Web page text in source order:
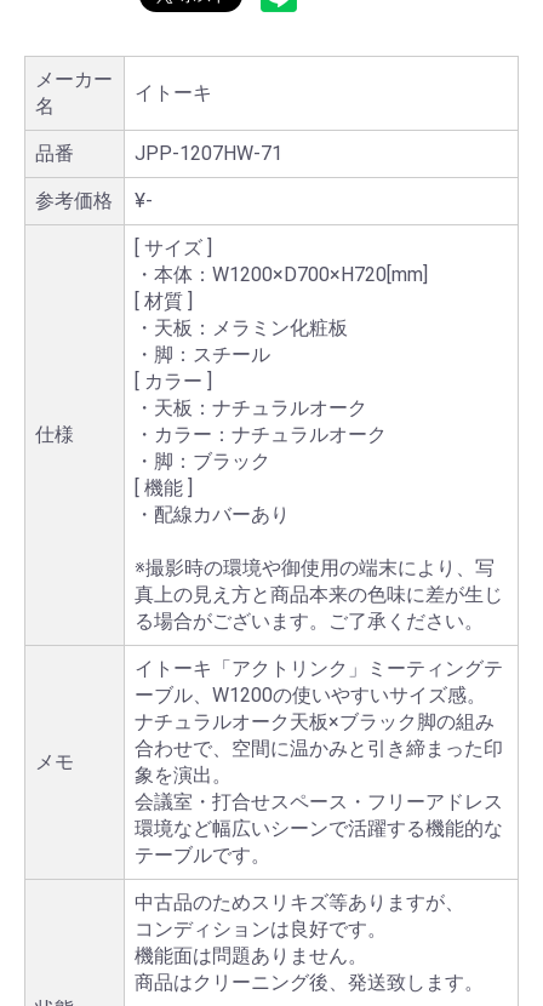
メーカー
名
イトーキ
品番 JPP-1207HW-71
参考価格 ¥-
仕様
[ サイズ ]
・本体：W1200×D700×H720[mm]
[ 材質 ]
・天板：メラミン化粧板
・脚：スチール
[ カラー ]
・天板：ナチュラルオーク
・カラー：ナチュラルオーク
・脚：ブラック
[ 機能 ]
・配線カバーあり
※撮影時の環境や御使用の端末により、写
真上の見え方と商品本来の色味に差が生じ
る場合がございます。ご了承ください。
メモ
イトーキ「アクトリンク」ミーティングテ
ーブル、W1200の使いやすいサイズ感。
ナチュラルオーク天板×ブラック脚の組み
合わせで、空間に温かみと引き締まった印
象を演出。
会議室・打合せスペース・フリーアドレス
環境など幅広いシーンで活躍する機能的な
テーブルです。
中古品のためスリキズ等ありますが、
コンディションは良好です。
機能面は問題ありません。
商品はクリーニング後、発送致します。